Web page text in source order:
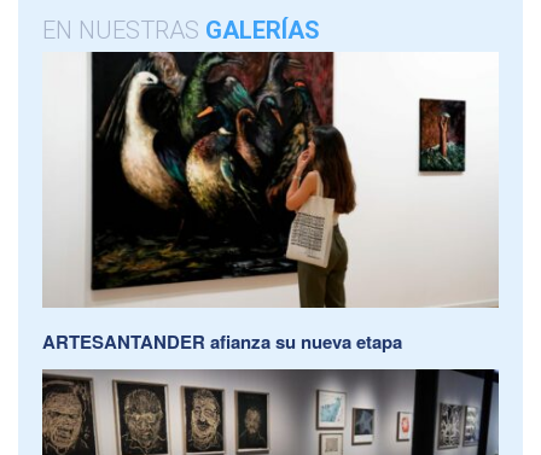
EN NUESTRAS GALERÍAS
ARTESANTANDER afianza su nueva etapa